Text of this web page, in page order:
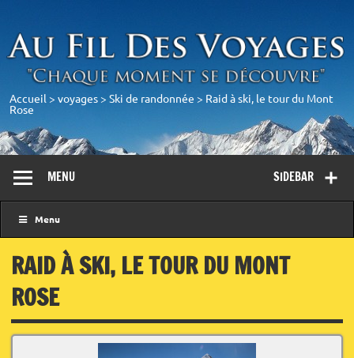
Accueil > voyages> Ski de randonnée > Raid à ski, le tour du Mont
Rose
SIDEBAR
MENU
Menu
RAID À SKI, LE TOUR DU MONT
ROSE